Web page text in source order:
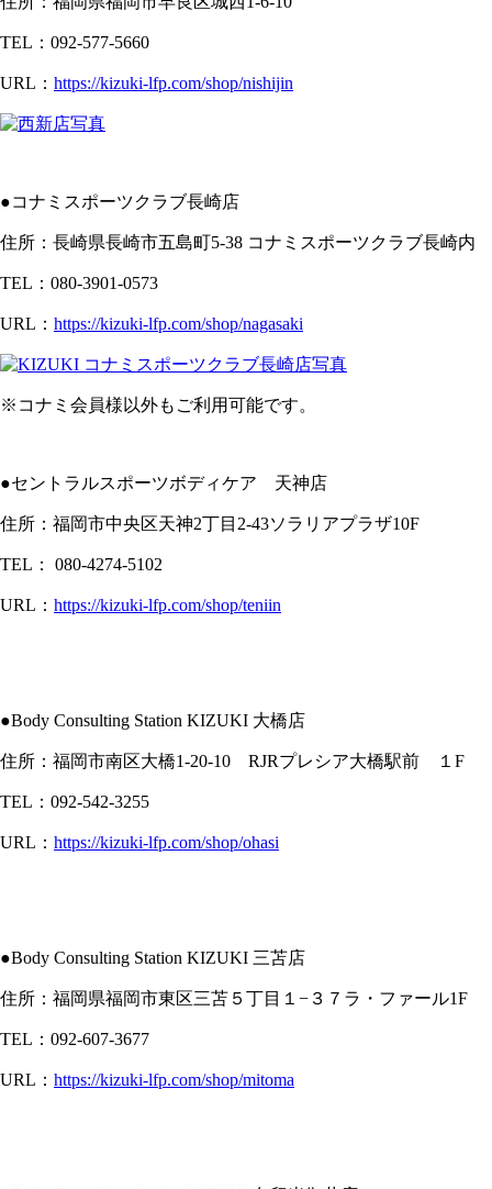
TEL：092-577-5660
URL： https://kizuki-lfp.com/shop/nishijin
●コナミスポーツクラブ長崎店
住所：長崎県長崎市五島町5-38 コナミスポーツクラブ長崎内
TEL：080-3901-0573
URL： https://kizuki-lfp.com/shop/nagasaki
※コナミ会員様以外もご利用可能です。
●セントラルスポーツボディケア 天神店
住所：福岡市中央区天神2丁目2-43ソラリアプラザ10F
TEL： 080-4274-5102
URL： https://kizuki-lfp.com/shop/teniin
●Body Consulting Station KIZUKI 大橋店
住所：福岡市南区大橋1-20-10 RJRプレシア大橋駅前 １F
TEL：092-542-3255
URL： https://kizuki-lfp.com/shop/ohasi
●Body Consulting Station KIZUKI 三苫店
住所：福岡県福岡市東区三苫５丁目１−３７ラ・ファール1F
TEL：092-607-3677
URL： https://kizuki-lfp.com/shop/mitoma